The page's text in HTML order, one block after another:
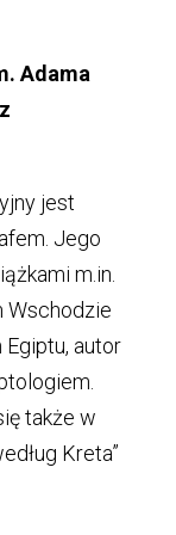
Adama
jest
Jego
m.in.
Wschodzie
autor
także w
Kreta”